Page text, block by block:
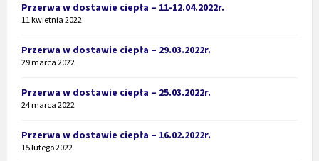
Przerwa w dostawie ciepła – 11-12.04.2022r.
11 kwietnia 2022
Przerwa w dostawie ciepła – 29.03.2022r.
29 marca 2022
Przerwa w dostawie ciepła – 25.03.2022r.
24 marca 2022
Przerwa w dostawie ciepła – 16.02.2022r.
15 lutego 2022